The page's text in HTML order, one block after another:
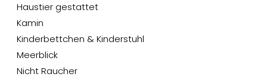
Haustier gestattet
Kamin
Kinderbettchen & Kinderstuhl
Meerblick
Nicht Raucher